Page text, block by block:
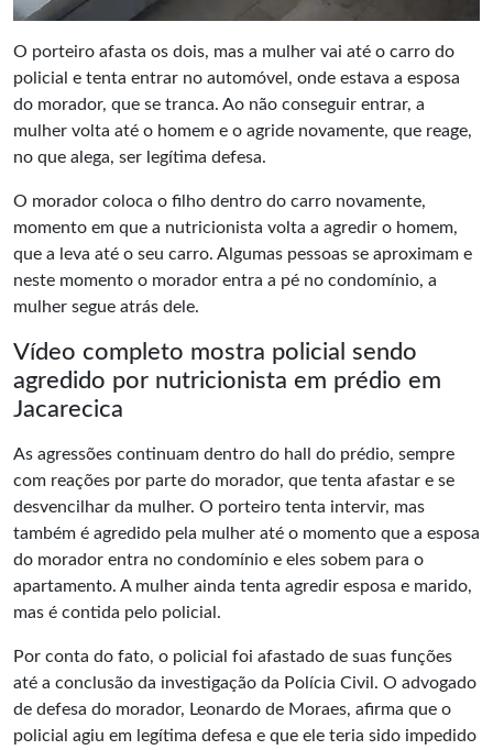
O porteiro afasta os dois, mas a mulher vai até o carro do
policial e tenta entrar no automóvel, onde estava a esposa
do morador, que se tranca. Ao não conseguir entrar, a
mulher volta até o homem e o agride novamente, que reage,
no que alega, ser legítima defesa.
O morador coloca o filho dentro do carro novamente,
momento em que a nutricionista volta a agredir o homem,
que a leva até o seu carro. Algumas pessoas se aproximam e
neste momento o morador entra a pé no condomínio, a
mulher segue atrás dele.
Vídeo completo mostra policial sendo
agredido por nutricionista em prédio em
Jacarecica
As agressões continuam dentro do hall do prédio, sempre
com reações por parte do morador, que tenta afastar e se
desvencilhar da mulher. O porteiro tenta intervir, mas
também é agredido pela mulher até o momento que a esposa
do morador entra no condomínio e eles sobem para o
apartamento. A mulher ainda tenta agredir esposa e marido,
mas é contida pelo policial.
Por conta do fato, o policial foi afastado de suas funções
até a conclusão da investigação da Polícia Civil. O advogado
de defesa do morador, Leonardo de Moraes, afirma que o
policial agiu em legítima defesa e que ele teria sido impedido